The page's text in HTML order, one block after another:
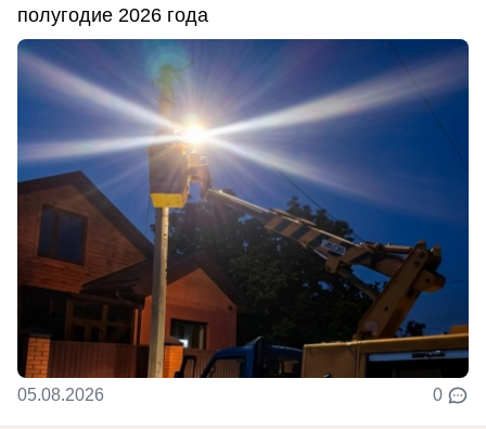
полугодие 2026 года
05.08.2026 0